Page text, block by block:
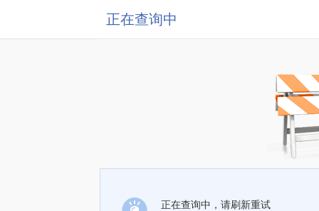
正在查询中
正在查询中，请刷新重试